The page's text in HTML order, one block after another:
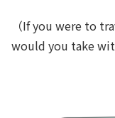
（If you were to
would you take